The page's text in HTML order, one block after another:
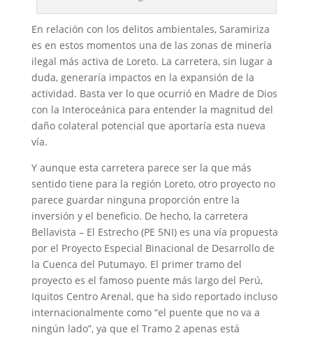
En relación con los delitos ambientales, Saramiriza
es en estos momentos una de las zonas de minería
ilegal más activa de Loreto. La carretera, sin lugar a
duda, generaría impactos en la expansión de la
actividad. Basta ver lo que ocurrió en Madre de Dios
con la Interoceánica para entender la magnitud del
daño colateral potencial que aportaría esta nueva
vía.
Y aunque esta carretera parece ser la que más
sentido tiene para la región Loreto, otro proyecto no
parece guardar ninguna proporción entre la
inversión y el beneficio. De hecho, la carretera
Bellavista – El Estrecho (PE 5NI) es una vía propuesta
por el Proyecto Especial Binacional de Desarrollo de
la Cuenca del Putumayo. El primer tramo del
proyecto es el famoso puente más largo del Perú,
Iquitos Centro Arenal, que ha sido reportado incluso
internacionalmente como “el puente que no va a
ningún lado”, ya que el Tramo 2 apenas está